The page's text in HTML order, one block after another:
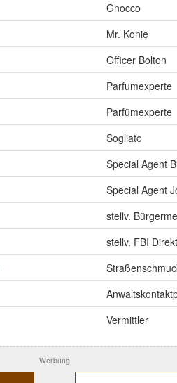
Gnocco
Mr. Konie
Officer Bolton
Parfumexperte
Parfümexperte
Sogliato
Special Agent
Special Agent
stellv.
stellv. FBI
Vermittler
Werbung